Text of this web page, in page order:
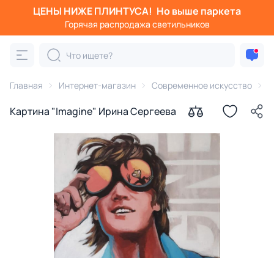
ЦЕНЫ НИЖЕ ПЛИНТУСА! Но выше паркета
Горячая распродажа светильников
Главная Интернет-магазин Современное искусство
Картина "Imagine" Ирина Сергеева